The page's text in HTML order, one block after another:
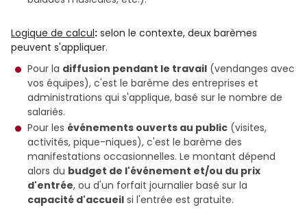
Logique de calcul: selon le contexte, deux barèmes
peuvent s'appliquer.
Pour la diffusion pendant le travail (vendanges avec
vos équipes), c'est le barème des entreprises et
administrations qui s'applique, basé sur le nombre de
salariés.
Pour les événements ouverts au public (visites,
activités, pique-niques), c'est le barème des
manifestations occasionnelles. Le montant dépend
alors du budget de l'événement et/ou du prix
d'entrée, ou d'un forfait journalier basé sur la
capacité d'accueil si l'entrée est gratuite.